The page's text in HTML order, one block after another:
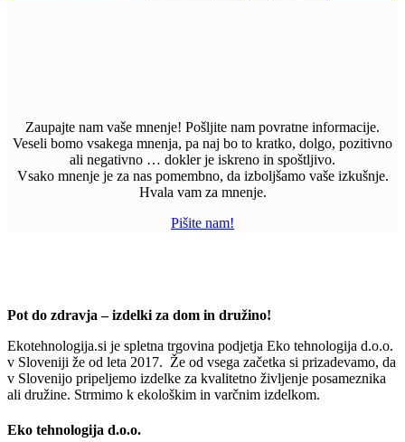
Zaupajte nam vaše mnenje! Pošljite nam povratne informacije.
Veseli bomo vsakega mnenja, pa naj bo to kratko, dolgo, pozitivno
ali negativno … dokler je iskreno in spoštljivo.
Vsako mnenje je za nas pomembno, da izboljšamo vaše izkušnje.
Hvala vam za mnenje.
Pišite nam!
Pot do zdravja – izdelki za dom in družino!
Ekotehnologija.si je spletna trgovina podjetja Eko tehnologija d.o.o.
v Sloveniji že od leta 2017. Že od vsega začetka si prizadevamo, da
v Slovenijo pripeljemo izdelke za kvalitetno življenje posameznika
ali družine. Strmimo k ekološkim in varčnim izdelkom.
Eko tehnologija d.o.o.